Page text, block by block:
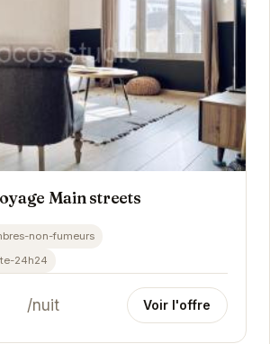
Main streets
non-fumeurs
24h24
/nuit Voir l'offre